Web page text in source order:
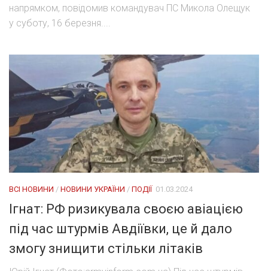
напрямком, повідомив командувач ПС Микола Олещук
у суботу, 16 березня....
ВСІ НОВИНИ / НОВИНИ УКРАЇНИ / ПОДІЇ 01.03.2024
Ігнат: РФ ризикувала своєю авіацією
під час штурмів Авдіївки, це й дало
змогу знищити стільки літаків